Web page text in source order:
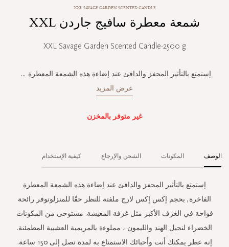
gallery
XXL SAVAGE GARDEN SCENTED CANDLE
شمعة معطرة سافيج جاردن XXL
XXL Savage Garden Scented Candle-2500 g
إستمتع بالتأثير المحفز والدافئ عند إضاءة هذه الشمعة المعطرة ...
عرض المزيد
غير متوفر بالمخزن
الوصف
إستمتع بالتأثير المحفز والدافئ عند إضاءة هذه الشمعة المعطرة
الفاخرة, بحجم إكس إكس لارج ملفتة للنظر حقًا للمنزلوتوفر رائحة
فواحة في الغرف الأكبر مثل غرفة المعيشة. مستوحى من المكونات
الخضراء لنجيل الهند والليمون ، مملوءة بالمريمية العشبية المطمئنة.
إنه عطر يمكنك أنت وأحبائك الاستمتاع به لمدة تصل إلى 150 ساعة.
المكونات الشحن والإرجاع كيفية الإستخدام